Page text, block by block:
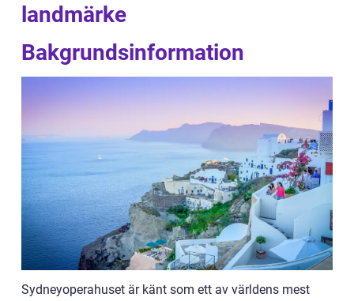
landmärke
Bakgrundsinformation
Sydneyoperahuset är känt som ett av världens mest